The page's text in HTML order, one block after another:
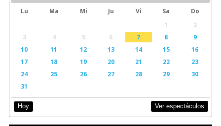
Lu Ma Mi Ju Vi Sa
Do
1
2
3
4 5 6 7 8
9
10
11 12 13 14 15
16
17
18 19 20 21 22
23
24
25 26 27 28 29
30
31
Hoy Ver espectáculos